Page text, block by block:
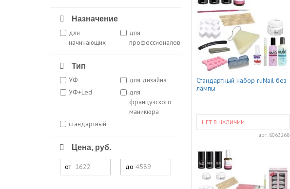
Назначение
для
начинающих
для
профессионалов
Тип
УФ
для дизайна
УФ+Led
для
французского
маникюра
стандартный
Цена, руб.
от до
Стандартный набор ruNail без
лампы
НЕТ В НАЛИЧИИ
арт. 8063268